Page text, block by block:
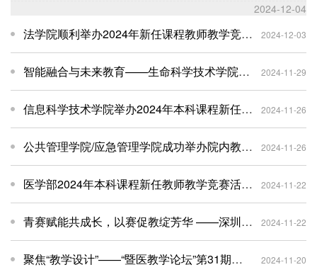
2024-12-04
法学院顺利举办2024年新任课程教师教学竞赛初赛 2024-12-03
智能融合与未来教育——生命科学技术学院AI智慧课程培训会圆满举行 2024-11-29
信息科学技术学院举办2024年本科课程新任教师教学竞赛 2024-11-26
公共管理学院/应急管理学院成功举办院内教师教学竞赛暨教学研讨会 2024-11-26
医学部2024年本科课程新任教师教学竞赛活动圆满落幕 2024-11-22
青赛赋能共成长，以赛促教绽芳华 ——深圳校区举办第八届本科课程新任教师教学竞赛初赛 2024-11-22
聚焦“教学设计”——“暨医教学论坛”第31期顺利开讲 2024-11-20